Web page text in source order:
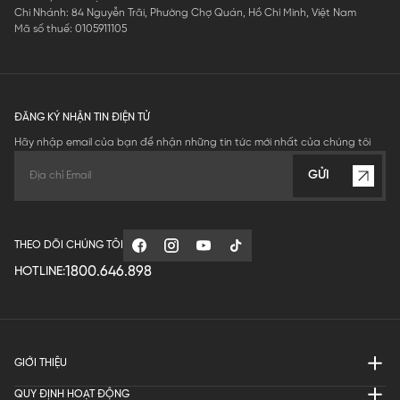
Chi Nhánh: 84 Nguyễn Trãi, Phường Chợ Quán, Hồ Chí Minh, Việt Nam
Mã số thuế: 0105911105
ĐĂNG KÝ NHẬN TIN ĐIỆN TỬ
Hãy nhập email của bạn để nhận những tin tức mới nhất của chúng tôi
GỬI
THEO DÕI CHÚNG TÔI
HOTLINE:1800.646.898
GIỚI THIỆU
QUY ĐỊNH HOẠT ĐỘNG